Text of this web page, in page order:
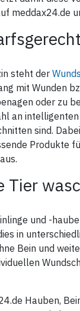
hinter
Der
5 - 10
4. Die
wird
Die
Die
zu
meddax24.de
steht der
mit Wunden
oder zu
an
sind.
Produkte
Tier
und -
in
Bein und
Hauben,